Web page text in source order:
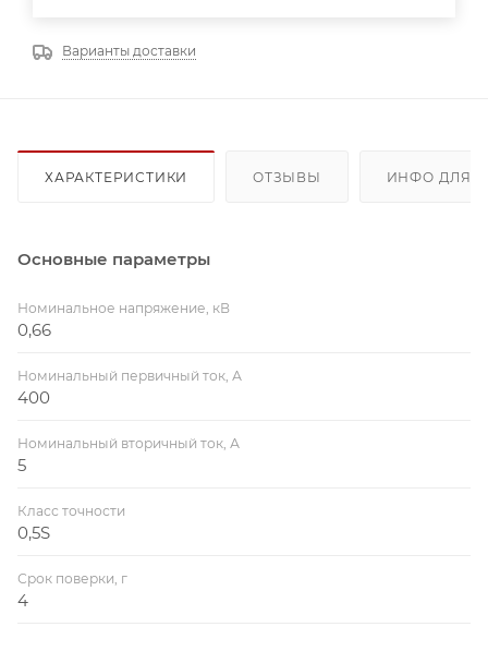
Варианты доставки
ХАРАКТЕРИСТИКИ ОТЗЫВЫ ИНФО ДЛЯ
Основные параметры
Номинальное напряжение, кВ
0,66
Номинальный первичный ток, А
400
Номинальный вторичный ток, А
5
Класс точности
0,5S
Срок поверки, г
4